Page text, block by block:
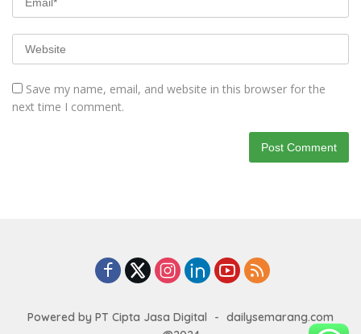
Save my name, email, and website in this browser for the
next time I comment.
Powered by PT Cipta Jasa Digital - dailysemarang.com